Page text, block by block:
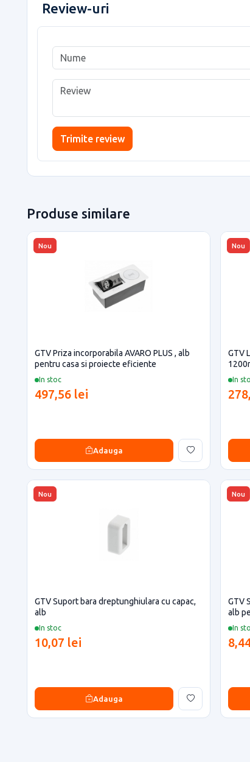
Review-uri
Trimite review
Produse similare
Nou
In stoc
GTV Priza incorporabila AVARO PLUS , alb
pentru casa si proiecte eficiente
497,56 lei
Adauga
Nou
In
GTV
Nou
In stoc
GTV Suport bara dreptunghiulara cu capac,
alb
10,07 lei
Adauga
Nou
In
GTV
alb